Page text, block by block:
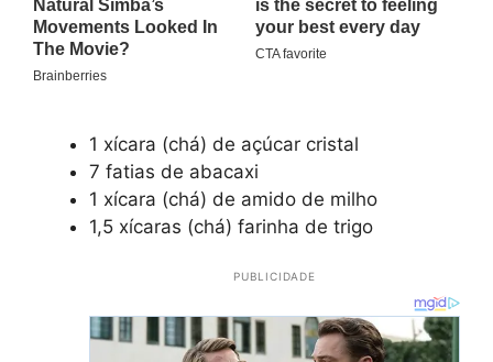
1 xícara (chá) de açúcar cristal
7 fatias de abacaxi
1 xícara (chá) de amido de milho
1,5 xícaras (chá) farinha de trigo
PUBLICIDADE